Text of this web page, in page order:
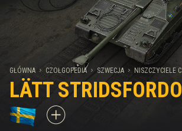
GŁÓWNA CZOŁGOPEDIA SZWECJA NISZCZYCIELE
LÄTT